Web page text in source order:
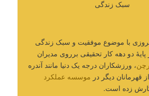
با موضوع موفقیت و سبک زندگی
پایۀ دو دهه کار تحقیقی برروی مدیران
، ورزشکاران درجه یک دنیا مانند آندره
قهرمانان دیگر در موسسه عملکرد
زده است.